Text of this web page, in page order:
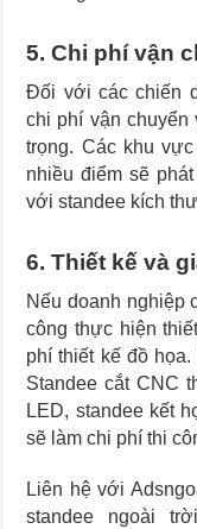
5. Chi phí vận
Đối với các chiến
chi phí vận chuyển
trọng. Các khu
nhiều điểm sẽ
với standee kích
6. Thiết kế và
Nếu doanh nghiệp
công thực hiện
phí thiết kế đồ
Standee cắt CNC
LED, standee kết
sẽ làm chi phí thi
Liên hệ với
standee ngoài